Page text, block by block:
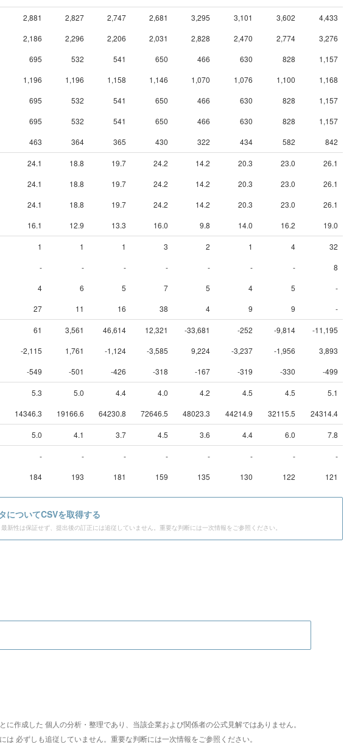
2,881 2,827 2,747 2,681 3,295 3,101 3,602 4,433
2,186 2,296 2,206 2,031 2,828 2,470 2,774 3,276
695 532 541 650 466 630 828 1,157
1,196 1,196 1,158 1,146 1,070 1,076 1,100 1,168
695 532 541 650 466 630 828 1,157
695 532 541 650 466 630 828 1,157
463 364 365 430 322 434 582 842
24.1 18.8 19.7 24.2 14.2 20.3 23.0 26.1
24.1 18.8 19.7 24.2 14.2 20.3 23.0 26.1
24.1 18.8 19.7 24.2 14.2 20.3 23.0 26.1
16.1 12.9 13.3 16.0 9.8 14.0 16.2 19.0
1 1 1 3 2 1 4 32
- - - - - - - 8
4 6 5 7 5 4 5 -
27 11 16 38 4 9 9 -
61 3,561 46,614 12,321 -33,681 -252 -9,814 -11,195
-2,115 1,761 -1,124 -3,585 9,224 -3,237 -1,956 3,893
-549 -501 -426 -318 -167 -319 -330 -499
5.3 5.0 4.4 4.0 4.2 4.5 4.5 5.1
14346.3 19166.6 64230.8 72646.5 48023.3 44214.9 32115.5 24314.4
5.0 4.1 3.7 4.5 3.6 4.4 6.0 7.8
- - - - - - - -
184 193 181 159 135 130 122 121
についてCSVを取得する
性は保証せず、提出後の訂正には追従していません。重要な判断には一次情報をご参照ください。
作成した 個人の分析・整理であり、当該企業および関係者の公式見解ではありません。
必ずしも追従していません。重要な判断には一次情報をご参照ください。